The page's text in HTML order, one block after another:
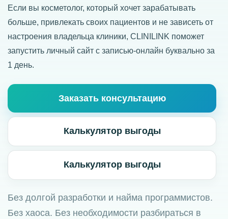
Если вы косметолог, который хочет зарабатывать
больше, привлекать своих пациентов и не зависеть от
настроения владельца клиники, CLINILINK поможет
запустить личный сайт с записью-онлайн буквально за
1 день.
Заказать консультацию
Калькулятор выгоды
Калькулятор выгоды
Без долгой разработки и найма программистов.
Без хаоса. Без необходимости разбираться в